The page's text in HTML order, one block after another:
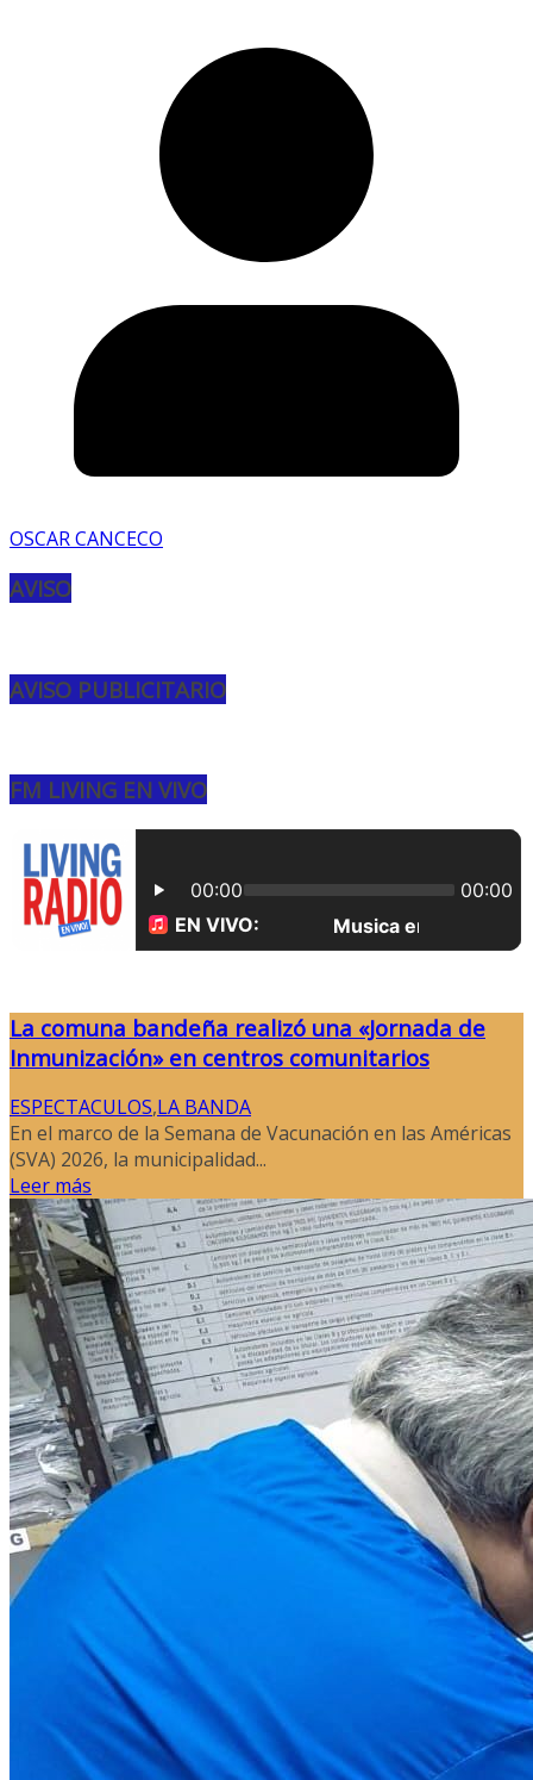
OSCAR CANCECO
AVISO
AVISO PUBLICITARIO
FM LIVING EN VIVO
La comuna bandeña realizó una «Jornada de
Inmunización» en centros comunitarios
ESPECTACULOS,LA BANDA
En el marco de la Semana de Vacunación en las Américas
(SVA) 2026, la municipalidad...
Leer más